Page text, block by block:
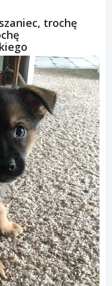
trochę